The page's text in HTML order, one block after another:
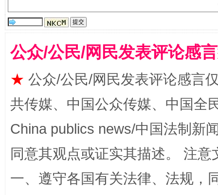
揭批美国五大"原罪" "
公众/公民/网民发表评论感
★ 公众/公民/网民发表评论感言
共传媒、中国公众传媒、中国全
China publics news/中国法制新
同意其观点或证实其描述。 注
一、遵守各国有关法律、法规，